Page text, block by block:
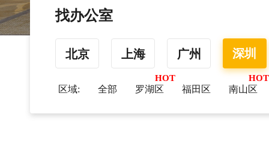
找办公室
北京 上海 广州 深圳
区域: 全部 罗湖区 福田区 南山区